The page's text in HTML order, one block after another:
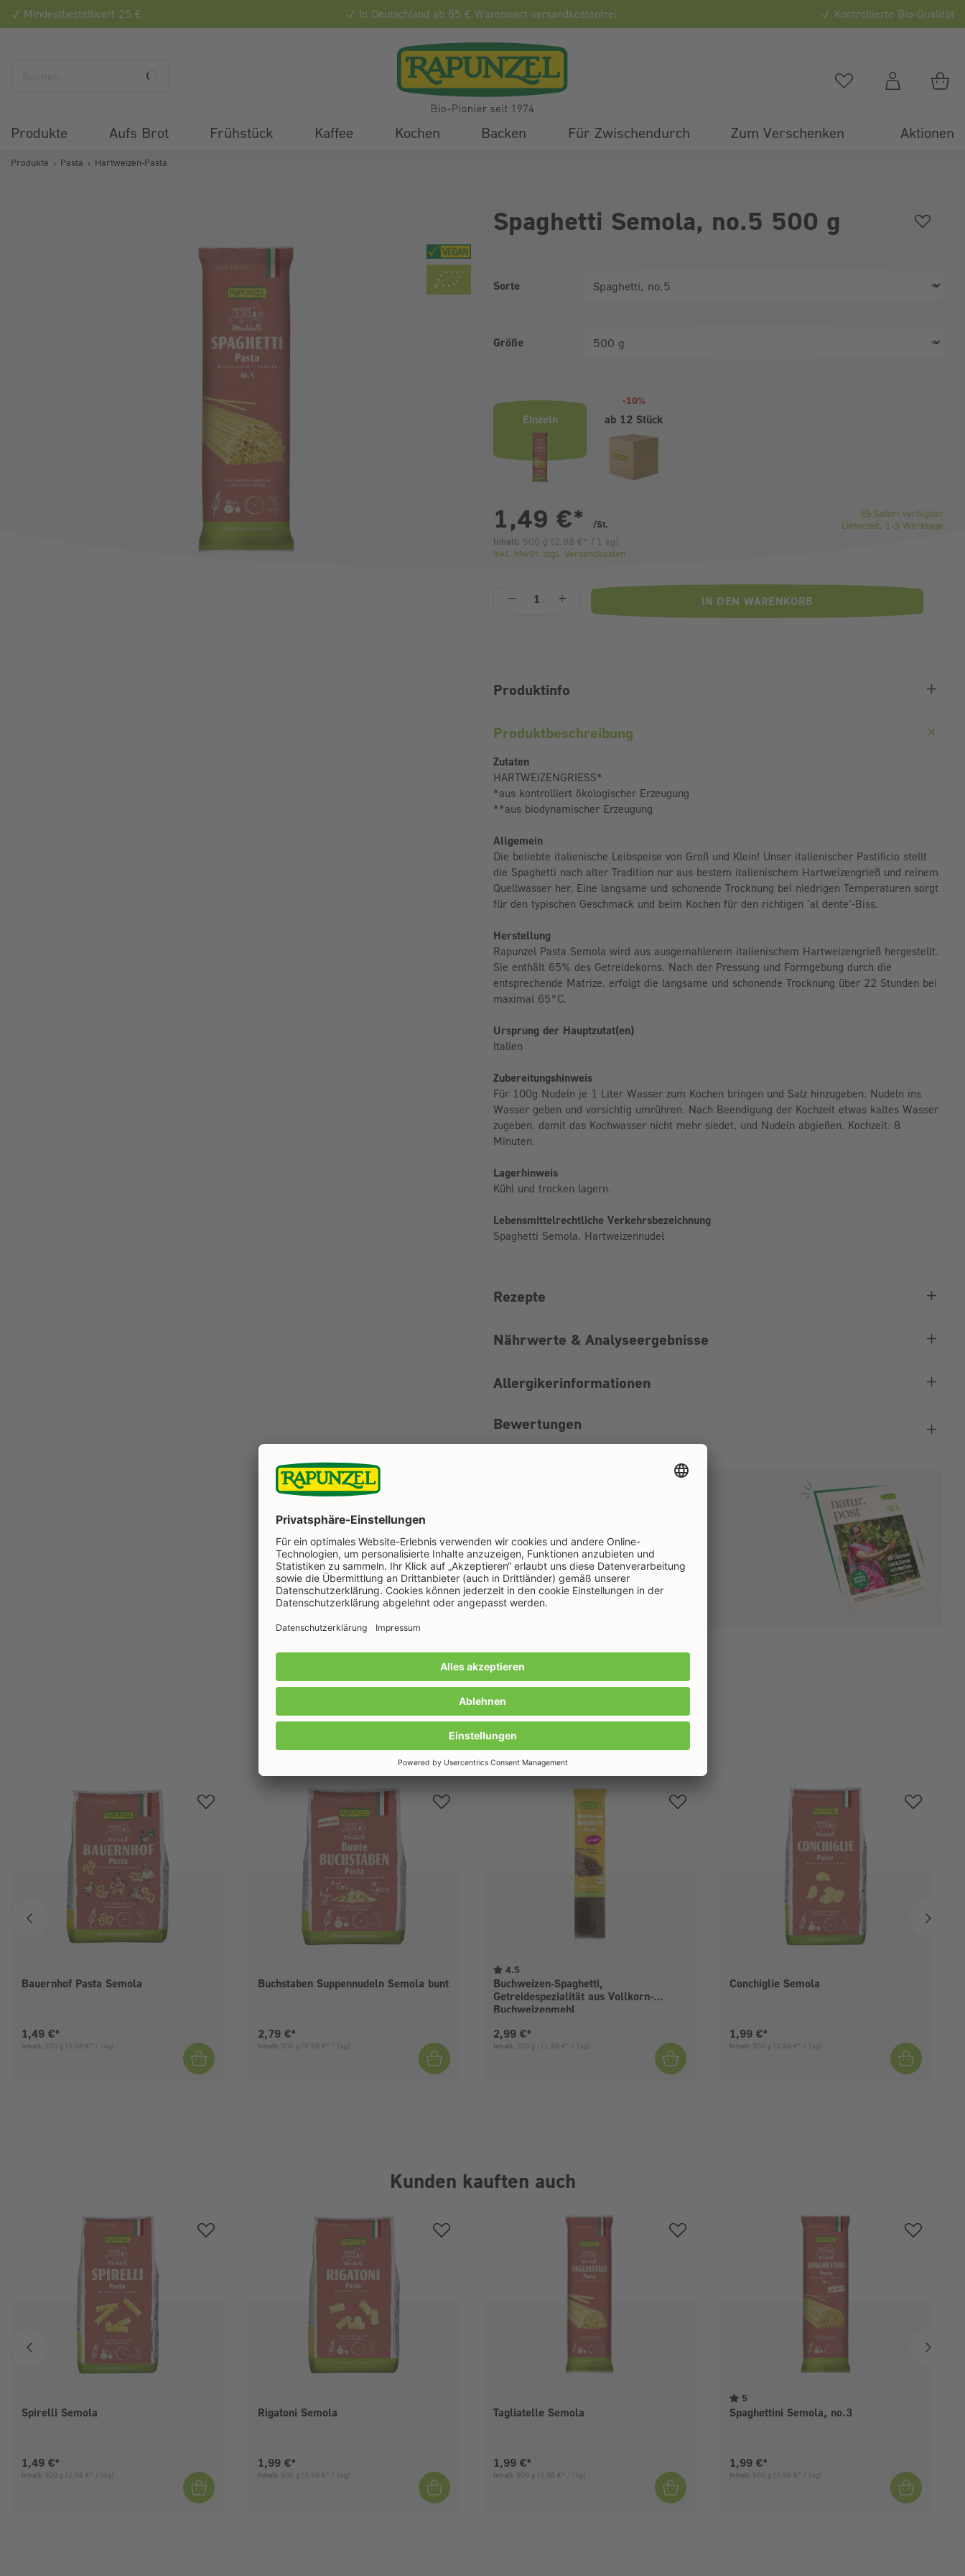
Mindestbestellwert 25 € In Deutschland ab 65 € Warenwert versandkostenfrei Kontrollierte Bio-Qualität
Du hast0 Artikel
Produkte Aufs Brot Frühstück Kaffee Kochen Backen Für Zwischendurch Zum Verschenken Aktionen
Produkte Pasta Hartweizen-Pasta
Spaghetti Semola, no.5 500 g
Sorte
Größe
Einzeln
-10%
ab 12 Stück
1,49 €* /St.
Inhalt: 500 g ( 2,98 € * / 1 kg)
inkl. MwSt. zzgl. Versandkosten
Sofort verfügbar
Lieferzeit: 1-3 Werktage
Anzahl IN DEN WARENKORB
Produktinfo
Produktbeschreibung
Zutaten
HARTWEIZENGRIESS*
*aus kontrolliert ökologischer Erzeugung
**aus biodynamischer Erzeugung
Allgemein
Die beliebte italienische Leibspeise von Groß und Klein! Unser italienischer Pastificio stellt
die Spaghetti nach alter Tradition nur aus bestem italienischem Hartweizengrieß und reinem
Quellwasser her. Eine langsame und schonende Trocknung bei niedrigen Temperaturen sorgt
für den typischen Geschmack und beim Kochen für den richtigen 'al dente'-Biss.
Herstellung
Rapunzel Pasta Semola wird aus ausgemahlenem italienischem Hartweizengrieß hergestellt.
Sie enthält 65% des Getreidekorns. Nach der Pressung und Formgebung durch die
entsprechende Matrize, erfolgt die langsame und schonende Trocknung über 22 Stunden bei
maximal 65°C.
Ursprung der Hauptzutat(en)
Italien
Zubereitungshinweis
Für 100g Nudeln je 1 Liter Wasser zum Kochen bringen und Salz hinzugeben. Nudeln ins
Wasser geben und vorsichtig umrühren. Nach Beendigung der Kochzeit etwas kaltes Wasser
zugeben, damit das Kochwasser nicht mehr siedet, und Nudeln abgießen. Kochzeit: 8
Minuten.
Lagerhinweis
Kühl und trocken lagern.
Lebensmittelrechtliche Verkehrsbezeichnung
Spaghetti Semola, Hartweizennudel
Rezepte
Nährwerte & Analyseergebnisse
Allergikerinformationen
Bewertungen
HIER ONLINE LESEN
Noch mehr Pasta & Amore
Bauernhof Pasta Semola
Aktueller Preis:
1,49 €*
Inhalt: 250 g (5,96 €* / 1kg)
Buchstaben Suppennudeln Semola bunt
Aktueller Preis:
2,79 €*
Inhalt: 500 g (5,58 €* / 1kg)
4.5
Buchweizen-Spaghetti,
Getreidespezialität aus Vollkorn-
Buchweizenmehl
Aktueller Preis:
2,99 €*
Inhalt: 250 g (11,96 €* / 1kg)
Conchiglie Semola
Aktueller Preis:
1,99 €*
Inhalt: 500 g (3,98 €* / 1kg)
Kunden kauften auch
Spirelli Semola
Aktueller Preis:
1,49 €*
Inhalt: 500 g (2,98 €* / 1kg)
Rigatoni Semola
Aktueller Preis:
1,99 €*
Inhalt: 500 g (3,98 €* / 1kg)
Tagliatelle Semola
Aktueller Preis:
1,99 €*
Inhalt: 500 g (3,98 €* / 1kg)
5
Spaghettini Semola, no.3
Aktueller Preis:
1,99 €*
Inhalt: 500 g (3,98 €* / 1kg)